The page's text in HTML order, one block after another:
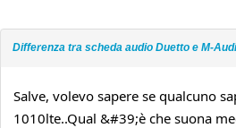
Differenza tra scheda audio Duetto e M-
Salve, volevo sapere se qualcuno
1010lte..Qual &#39;è che suona